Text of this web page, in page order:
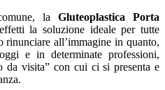
la Gluteoplastica Porta
la soluzione ideale per tutte
all’immagine in quanto,
e in determinate professioni,
da visita” con cui ci si presenta e